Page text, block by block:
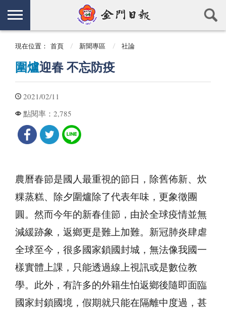
現在位置： 首頁 新聞專區 社論
圍爐迎春 不忘防疫
2021/02/11
點閱率： 2,785
農曆春節是國人最重視的節日，除舊佈新、炊
粿蒸糕、除夕圍爐除了代表年味，更象徵團
圓。然而今年的新春佳節，由於全球疫情並無
減緩跡象，返鄉更是難上加難。新冠肺炎肆虐
全球至今，很多國家鎖國封城，無法像我國一
樣實體上課，只能透過線上視訊或是數位教
學。此外，有許多的外籍生怕返鄉後隨即面臨
國家封鎖國境，假期就只能在隔離中度過，甚